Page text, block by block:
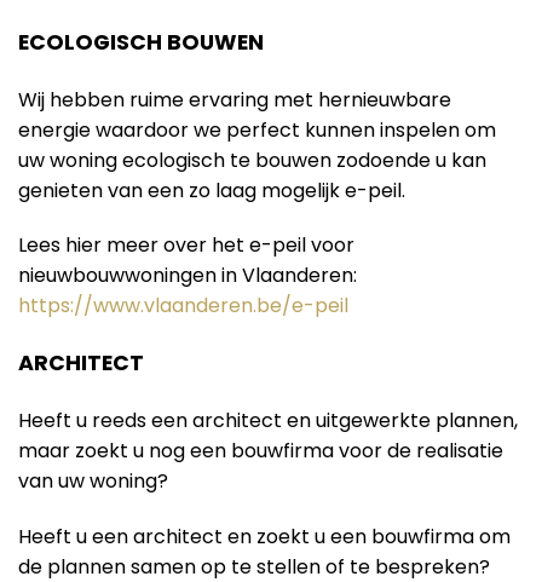
ECOLOGISCH BOUWEN
Wij hebben ruime ervaring met hernieuwbare
energie waardoor we perfect kunnen inspelen om
uw woning ecologisch te bouwen zodoende u kan
genieten van een zo laag mogelijk e-peil.
Lees hier meer over het e-peil voor
nieuwbouwwoningen in Vlaanderen:
https://www.vlaanderen.be/e-peil
ARCHITECT
Heeft u reeds een architect en uitgewerkte plannen,
maar zoekt u nog een bouwfirma voor de realisatie
van uw woning?
Heeft u een architect en zoekt u een bouwfirma om
de plannen samen op te stellen of te bespreken?